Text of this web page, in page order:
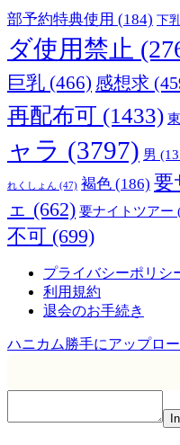
部予約特典使用 (184) 下
ダ使用禁止
巨乳 (466) 感想求
再配布可 (1433)
ャラ (3797) 男
れくしょん (47) 褐色 (186) 要
ェ (662) 要ナイトツアー
不可 (699)
プライバシーポリシ
利用規約
退会のお手続き
ハニカム勝手にアップロ